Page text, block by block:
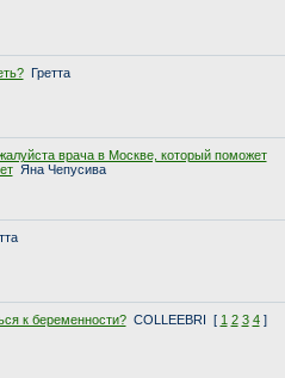
Гретта
врача в Москве, который поможет
Яна Чепусива
к беременности? COLLEEBRI [ 1 2 3 4 ]